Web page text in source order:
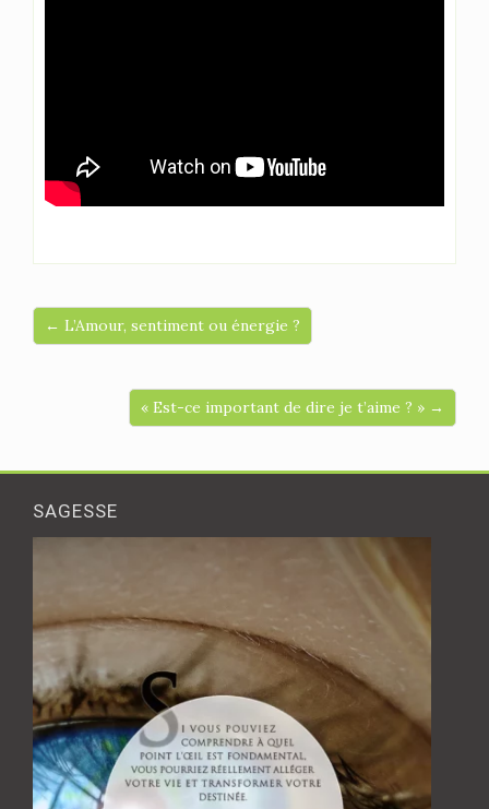
← L’Amour, sentiment ou énergie ?
« Est-ce important de dire je t’aime ? » →
SAGESSE